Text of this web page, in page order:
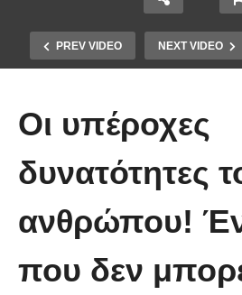
PREV VIDEO NEXT VIDEO
Άκολη: Η ελληνική
βάθος
Oι υπέροχες
δυνατότητες
ανθρώπου!
που δεν